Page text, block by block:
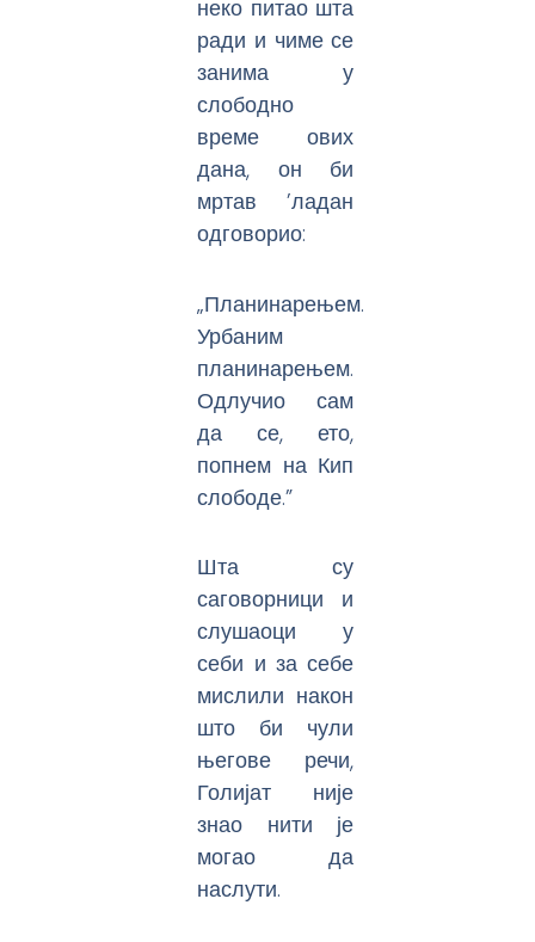
неко питао шта
ради и чиме се
занима у
слободно
време ових
дана, он би
мртав ’ладан
одговорио:
„Планинарењем.
Урбаним
планинарењем.
Одлучио сам
да се, ето,
попнем на Кип
слободе.”
Шта су
саговорници и
слушаоци у
себи и за себе
мислили након
што би чули
његове речи,
Голијат није
знао нити је
могао да
наслути.